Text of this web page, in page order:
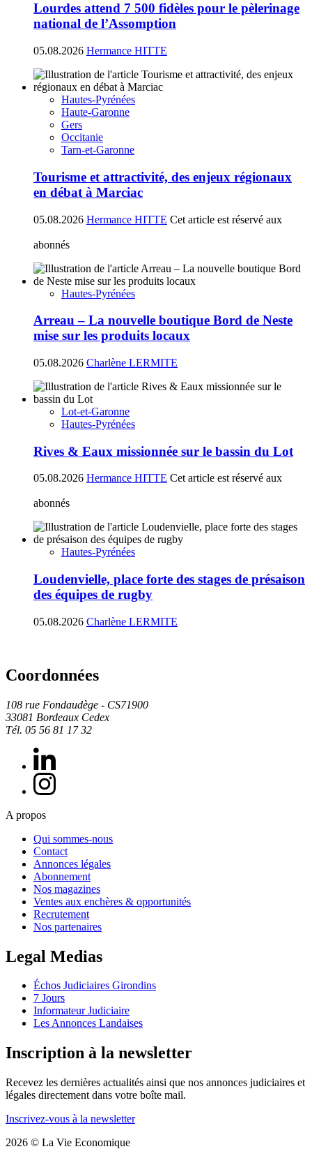
Lourdes attend 7 500 fidèles pour le pèlerinage
national de l’Assomption
05.08.2026 Hermance HITTE
Hautes-Pyrénées
Haute-Garonne
Gers
Occitanie
Tarn-et-Garonne
Tourisme et attractivité, des enjeux régionaux
en débat à Marciac
05.08.2026 Hermance HITTE Cet article est réservé aux
abonnés
Hautes-Pyrénées
Arreau – La nouvelle boutique Bord de Neste
mise sur les produits locaux
05.08.2026 Charlène LERMITE
Lot-et-Garonne
Hautes-Pyrénées
Rives & Eaux missionnée sur le bassin du Lot
05.08.2026 Hermance HITTE Cet article est réservé aux
abonnés
Hautes-Pyrénées
Loudenvielle, place forte des stages de présaison
des équipes de rugby
05.08.2026 Charlène LERMITE
Coordonnées
108 rue Fondaudège - CS71900
33081 Bordeaux Cedex
Tél. 05 56 81 17 32
A propos
Qui sommes-nous
Contact
Annonces légales
Abonnement
Nos magazines
Ventes aux enchères & opportunités
Recrutement
Nos partenaires
Legal Medias
Échos Judiciaires Girondins
7 Jours
Informateur Judiciaire
Les Annonces Landaises
Inscription à la newsletter
Recevez les dernières actualités ainsi que nos annonces judiciaires et
légales directement dans votre boîte mail.
Inscrivez-vous à la newsletter
2026 © La Vie Economique